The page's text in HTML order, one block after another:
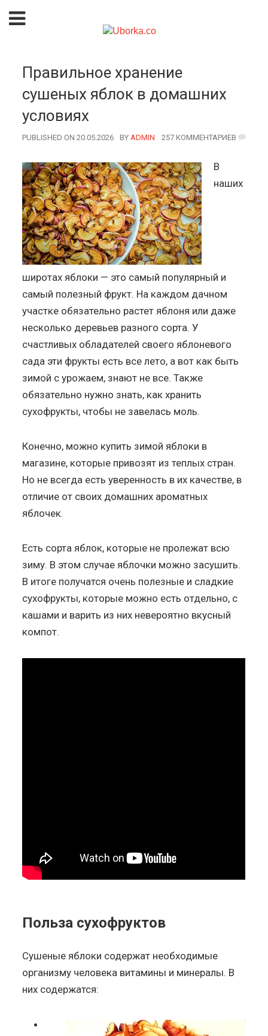
Правильное хранение
сушеных яблок в домашних
условиях
PUBLISHED ON 20.05.2026 BY AUTHOR
ADMIN 257 КОММЕНТАРИЕВ
В
наших
широтах яблоки — это самый популярный и
самый полезный фрукт. На каждом дачном
участке обязательно растет яблоня или даже
несколько деревьев разного сорта. У
счастливых обладателей своего яблоневого
сада эти фрукты есть все лето, а вот как быть
зимой с урожаем, знают не все. Также
обязательно нужно знать, как хранить
сухофрукты, чтобы не завелась моль.
Конечно, можно купить зимой яблоки в
магазине, которые привозят из теплых стран.
Но не всегда есть уверенность в их качестве, в
отличие от своих домашних ароматных
яблочек.
Есть сорта яблок, которые не пролежат всю
зиму. В этом случае яблочки можно засушить.
В итоге получатся очень полезные и сладкие
сухофрукты, которые можно есть отдельно, с
кашами и варить из них невероятно вкусный
компот.
Польза сухофруктов
Сушеные яблоки содержат необходимые
организму человека витамины и минералы. В
них содержатся: